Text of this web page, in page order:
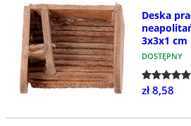
Deska
3x3x1 cm
DOSTĘPNY
zł 8,58